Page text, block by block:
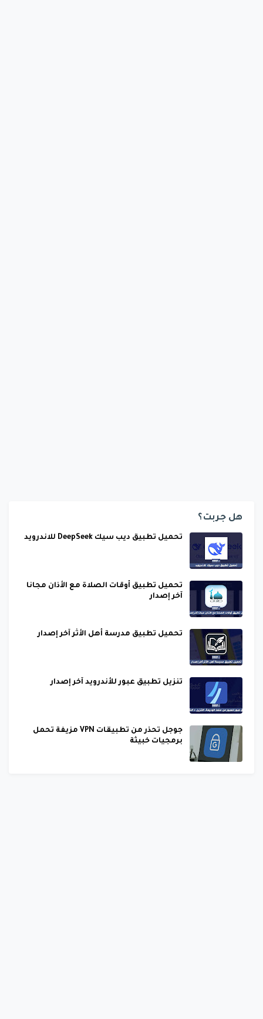
هل جربت؟
تحميل تطبيق ديب سيك DeepSeek للاندرويد
تحميل تطبيق أوقات الصلاة مع الأذان مجانا
آخر إصدار
تحميل تطبيق مدرسة أهل الأثر آخر إصدار
تنزيل تطبيق عبور للأندرويد آخر إصدار
جوجل تحذر من تطبيقات VPN مزيفة تحمل
برمجيات خبيثة